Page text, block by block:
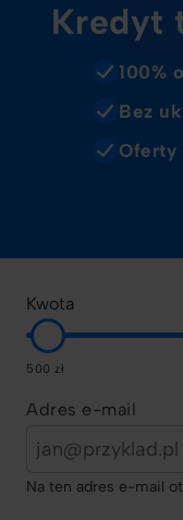
Kredyt
100%
Bez
Oferty
Kwota
500 zł
Adres e-mail
Na ten adres e-mail